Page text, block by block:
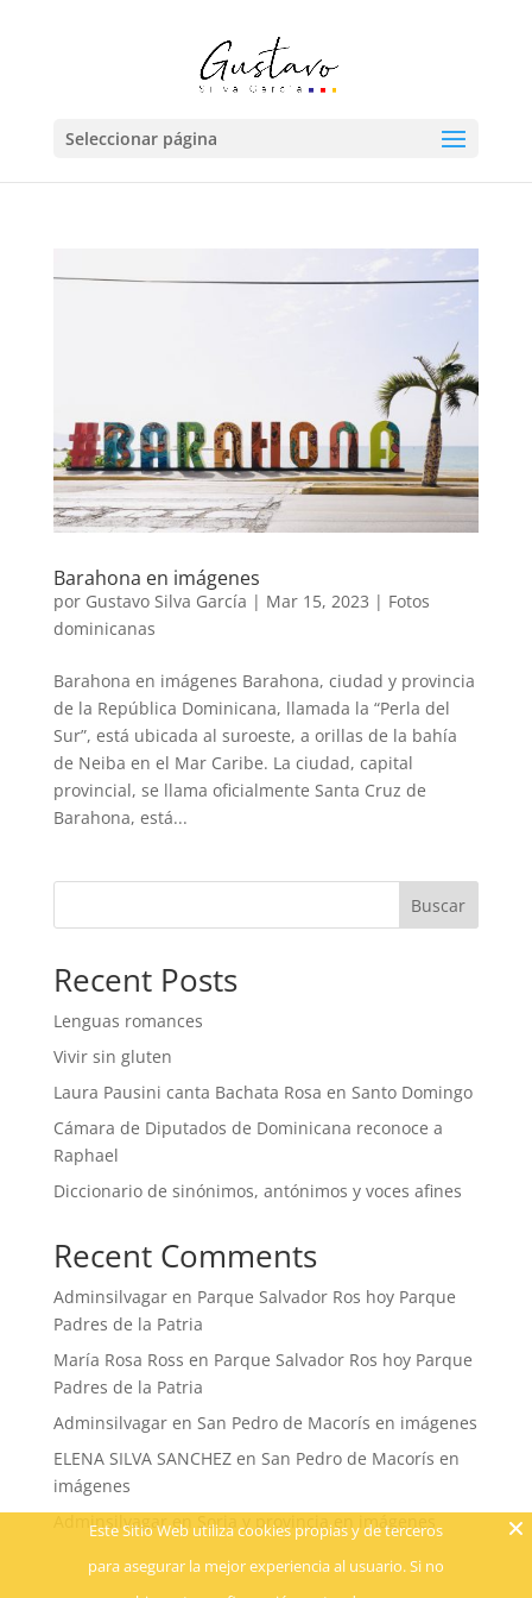
Seleccionar página
Barahona en imágenes
por Gustavo Silva García | Mar 15, 2023 | Fotos
dominicanas
Barahona en imágenes Barahona, ciudad y provincia
de la República Dominicana, llamada la “Perla del
Sur”, está ubicada al suroeste, a orillas de la bahía
de Neiba en el Mar Caribe. La ciudad, capital
provincial, se llama oficialmente Santa Cruz de
Barahona, está...
Buscar
Recent Posts
Lenguas romances
Vivir sin gluten
Laura Pausini canta Bachata Rosa en Santo Domingo
Cámara de Diputados de Dominicana reconoce a
Raphael
Diccionario de sinónimos, antónimos y voces afines
Recent Comments
Adminsilvagaren Parque Salvador Ros hoy Parque
Padres de la Patria
María Rosa Ross en Parque Salvador Ros hoy Parque
Padres de la Patria
Adminsilvagaren San Pedro de Macorís en imágenes
ELENA SILVA SANCHEZen San Pedro de Macorís en
imágenes
Adminsilvagaren Soria y provincia en imágenes
Este Sitio Web utiliza cookies propias y de terceros
para asegurar la mejor experiencia al usuario. Si no